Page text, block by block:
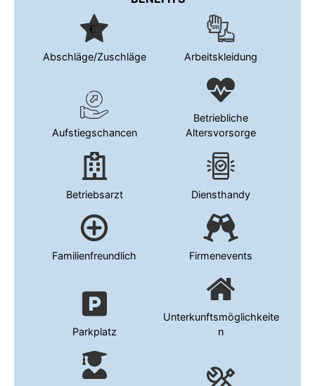
Abschläge/Zuschläge Arbeitskleidung
Aufstiegschancen
Betriebliche
Altersvorsorge
Betriebsarzt Diensthandy
Familienfreundlich Firmenevents
Parkplatz
Unterkunftsmöglichkeite
n